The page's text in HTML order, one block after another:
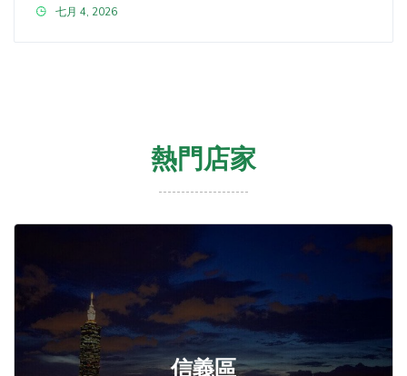
七月 4, 2026
熱門店家
信義區